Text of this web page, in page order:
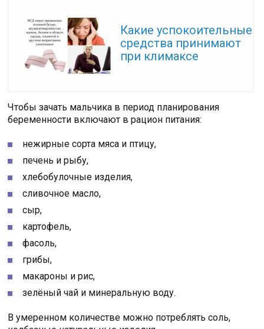
Какие успокоительные
средства принимают
при климаксе
Чтобы зачать мальчика в период планирования
беременности включают в рацион питания:
нежирные сорта мяса и птицу,
печень и рыбу,
хлебобулочные изделия,
сливочное масло,
сыр,
картофель,
фасоль,
грибы,
макароны и рис,
зелёный чай и минеральную воду.
В умеренном количестве можно потреблять соль,